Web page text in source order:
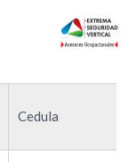
Cedula